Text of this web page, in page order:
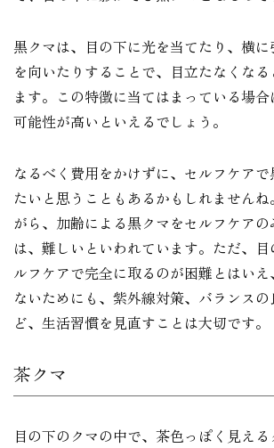
黒クマは、目の下に光を当てたり、横
を向いたりすることで、目立たなくなる
ます。この特徴に当てはまっている場
可能性が高いといえるでしょう。
なるべく費用をかけずに、セルフケア
たいと思うこともあるかもしれません
がら、加齢による黒クマをセルフケア
は、難しいといわれています。ただ、
ルフケアで完全に取るのが困難とはい
ないためにも、紫外線対策、バランス
ど、生活習慣を見直すことは大切です。
茶クマ
目の下のクマの中で、茶色っぽく見える